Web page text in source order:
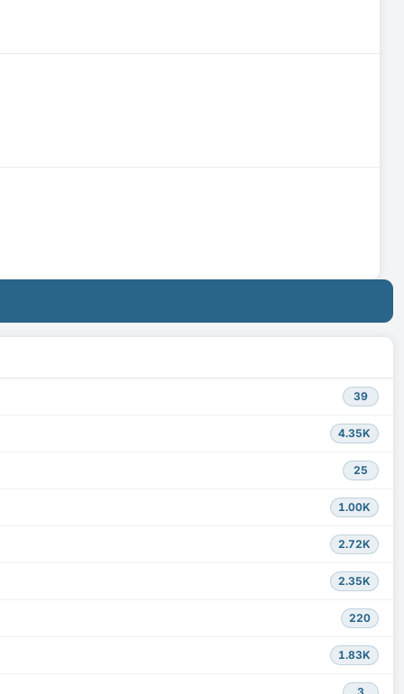
39
4.35K
25
1.00K
2.72K
2.35K
220
1.83K